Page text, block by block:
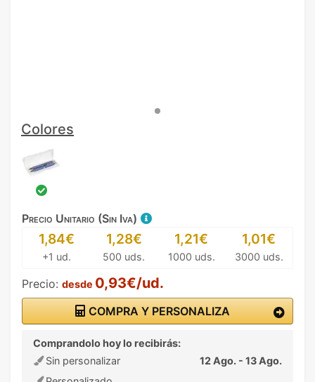
Colores
Precio Unitario (Sin Iva)
1,84€
+1 ud.
1,28€
500 uds.
1,21€
1000 uds.
1,01€
3000 uds.
Precio: desde 0,93€/ud.
COMPRA Y PERSONALIZA
Comprandolo hoy lo recibirás:
Sin personalizar
12 Ago. - 13 Ago.